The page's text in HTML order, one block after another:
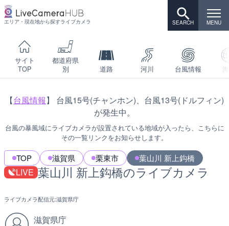
エリア・現在地から探すライブカメラ
サイト
TOP
都道府県
別
道路 河川 台風情報
【台風情報】 台風15号(チャンホン)、台風13号(ドルフィン)
が発生中。
台風の暴風域にライブカメラが設置されている地域が入ったら、こちらに
その一覧リンクをお知らせします。
TOP 滋賀県 栗東市 葉山川 新上鈎橋
LIVE 葉山川 新上鈎橋のライブカメラ
ライブカメラ配信元:滋賀県庁
滋賀県庁